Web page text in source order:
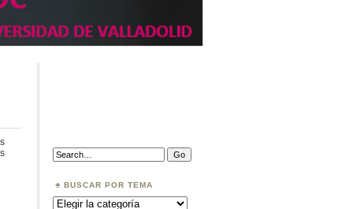
en
Search:
BUSCAR POR TEMA
Buscar